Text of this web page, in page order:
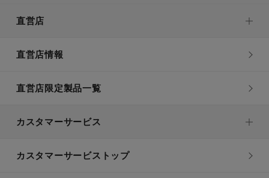
直営店
直営店情報
直営店限定製品一覧
カスタマーサービス
カスタマーサービストップ